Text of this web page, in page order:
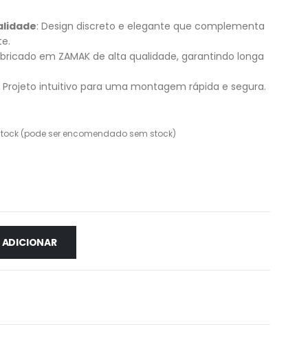
: Design discreto e elegante que complementa
em ZAMAK de alta qualidade, garantindo longa
Projeto intuitivo para uma montagem rápida e segura.
(pode ser encomendado sem stock)
ADICIONAR